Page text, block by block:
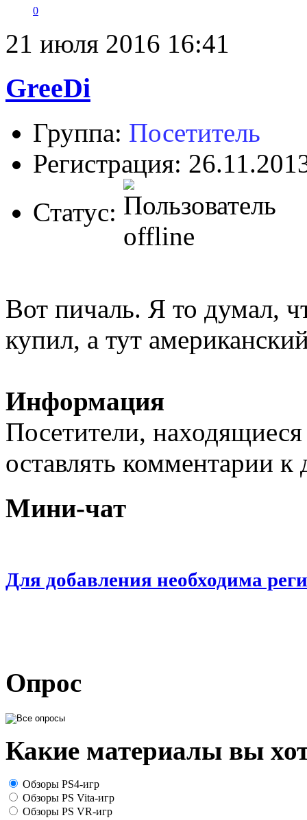
0
21 июля 2016 16:41
GreeDi
Группа: Посетитель
Регистрация:
Статус:
Вот пичаль. Я то думал,
купил, а тут
Информация
Посетители,
оставлять комментарии
Мини-чат
Для добавления необходима
Опрос
Какие материалы вы
Обзоры PS4-игр
Обзоры PS Vita-игр
Обзоры PS VR-игр